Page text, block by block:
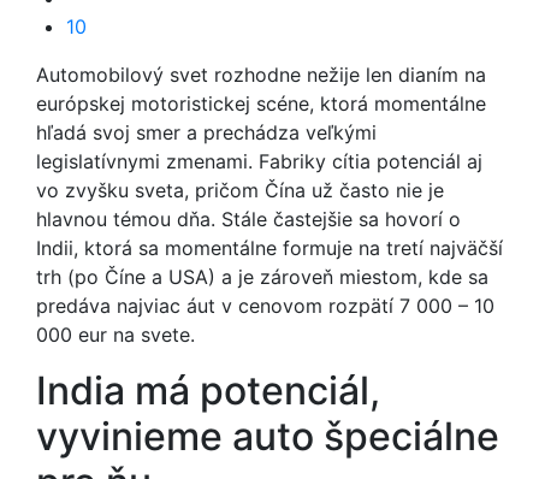
10
Automobilový svet rozhodne nežije len dianím na
európskej motoristickej scéne, ktorá momentálne
hľadá svoj smer a prechádza veľkými
legislatívnymi zmenami. Fabriky cítia potenciál aj
vo zvyšku sveta, pričom Čína už často nie je
hlavnou témou dňa. Stále častejšie sa hovorí o
Indii, ktorá sa momentálne formuje na tretí najväčší
trh (po Číne a USA) a je zároveň miestom, kde sa
predáva najviac áut v cenovom rozpätí 7 000 – 10
000 eur na svete.
India má potenciál,
vyvinieme auto špeciálne